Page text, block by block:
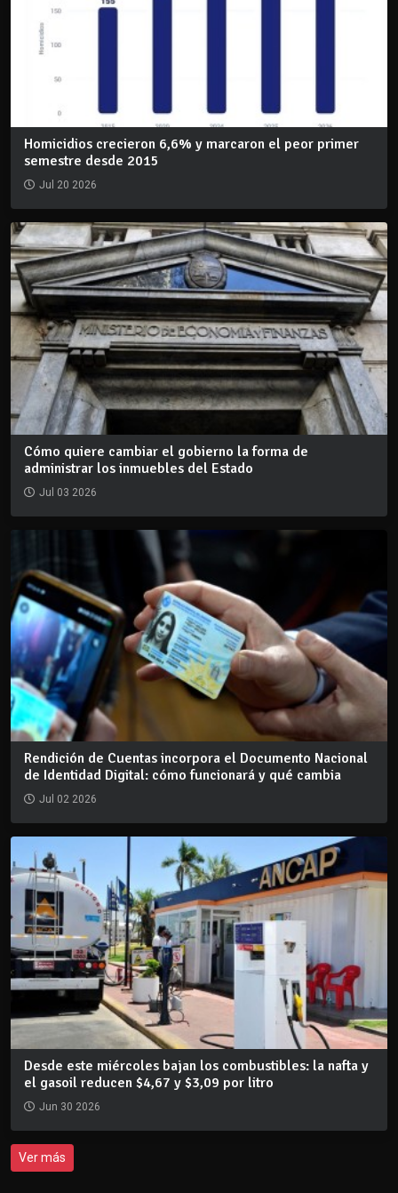
Homicidios crecieron 6,6% y marcaron el peor primer
semestre desde 2015
Jul 20 2026
Cómo quiere cambiar el gobierno la forma de
administrar los inmuebles del Estado
Jul 03 2026
Rendición de Cuentas incorpora el Documento Nacional
de Identidad Digital: cómo funcionará y qué cambia
Jul 02 2026
Desde este miércoles bajan los combustibles: la nafta y
el gasoil reducen $4,67 y $3,09 por litro
Jun 30 2026
Ver más